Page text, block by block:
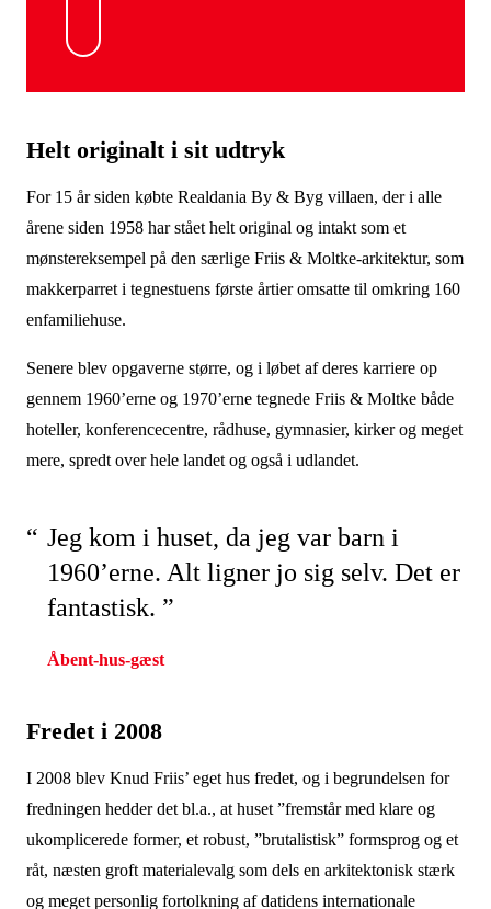
Helt originalt i sit udtryk
For 15 år siden købte Realdania By & Byg villaen, der i alle
årene siden 1958 har stået helt original og intakt som et
mønstereksempel på den særlige Friis & Moltke-arkitektur, som
makkerparret i tegnestuens første årtier omsatte til omkring 160
enfamiliehuse.
Senere blev opgaverne større, og i løbet af deres karriere op
gennem 1960’erne og 1970’erne tegnede Friis & Moltke både
hoteller, konferencecentre, rådhuse, gymnasier, kirker og meget
mere, spredt over hele landet og også i udlandet.
Jeg kom i huset, da jeg var barn i
1960’erne. Alt ligner jo sig selv. Det er
fantastisk. ”
Åbent-hus-gæst
Fredet i 2008
I 2008 blev Knud Friis’ eget hus fredet, og i begrundelsen for
fredningen hedder det bl.a., at huset ”fremstår med klare og
ukomplicerede former, et robust, ”brutalistisk” formsprog og et
råt, næsten groft materialevalg som dels en arkitektonisk stærk
og meget personlig fortolkning af datidens internationale